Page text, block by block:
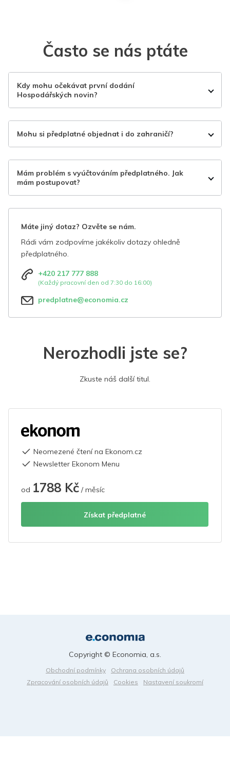
Často se nás ptáte
Kdy mohu očekávat první dodání
Hospodářských novin?
Mohu si předplatné objednat i do zahraničí?
Mám problém s vyúčtováním předplatného. Jak
mám postupovat?
Máte jiný dotaz? Ozvěte se nám.
Rádi vám zodpovíme jakékoliv dotazy ohledně
předplatného.
+420 217 777 888
(Každý pracovní den od 7:30 do 16:00)
predplatne@economia.cz
Nerozhodli jste se?
Zkuste náš další titul.
Neomezené čtení na Ekonom.cz
Newsletter Ekonom Menu
od 1788 Kč / měsíc
Získat předplatné
Obchodní podmínky
Ochrana osobních údajů
Zpracování osobních údajů
Cookies Nastavení soukromí
Copyright © Economia, a.s.